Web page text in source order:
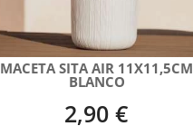
MACETA SITA AIR 11X11,5CM
BLANCO
2,90 €